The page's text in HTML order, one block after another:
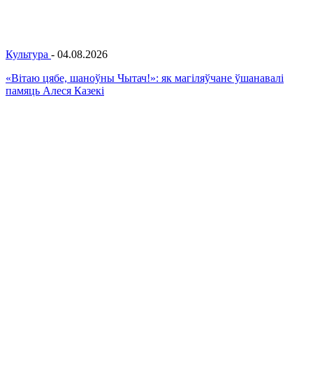
Культура - 04.08.2026
«Вітаю цябе, шаноўны Чытач!»: як магіляўчане ўшанавалі
памяць Алеся Казекі